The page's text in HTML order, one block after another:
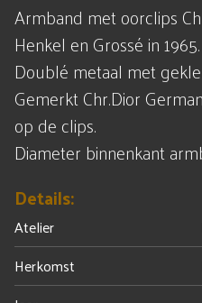
Armband met oorclips
Henkel en Grossé in 1965.
Doublé metaal met
Gemerkt Chr.Dior
op de clips.
Diameter binnenkant
Details:
Atelier
Herkomst